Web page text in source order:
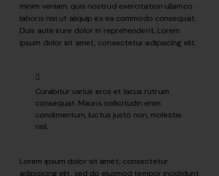
minim veniam, quis nostrud exercitation ullamco
laboris nisi ut aliquip ex ea commodo consequat.
Duis aute irure dolor in reprehenderit. Lorem
ipsum dolor sit amet, consectetur adipiscing elit.
Curabitur varius eros et lacus rutrum
consequat. Mauris sollicitudin enim
condimentum, luctus justo non, molestie
nisl.
Lorem ipsum dolor sit amet, consectetur
adipisicing elit, sed do eiusmod tempor incididunt